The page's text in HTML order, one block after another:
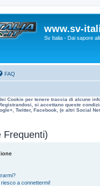
www.sv-
Sv Italia - Dai sapore
FAQ
Cookie per tenere traccia di alcune
si accettano queste
Twitter, Facebook, (e altri Social
Frequenti)
a connettermi!